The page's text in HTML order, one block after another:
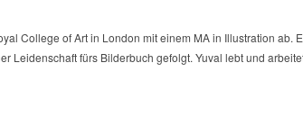
College of Art in London mit einem MA in Illustration ab.
Leidenschaft fürs Bilderbuch gefolgt. Yuval lebt und